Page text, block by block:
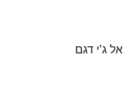
מקרר 4 דלתות בעל דלת בתוך דלת LG אל ג’י דגם